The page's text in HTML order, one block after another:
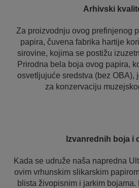
Arhivski
Za proizvodnju ovog prefinjenog
papira, čuvena fabrika hartije
sirovine, kojima se postižu
Prirodna bela boja ovog papira,
osvetljujuće sredstva (bez OBA),
za konzervaciju
Izvanrednih boja i
Kada se udruže naša napredna
ovim vrhunskim slikarskim
blista živopisnim i jarkim bojama.